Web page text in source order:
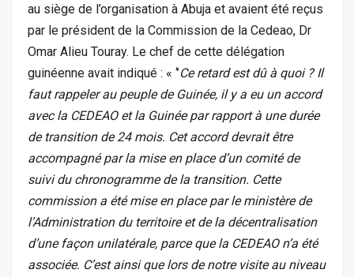
au siège de l’organisation à Abuja et avaient été reçus
par le président de la Commission de la Cedeao, Dr
Omar Alieu Touray. Le chef de cette délégation
guinéenne avait indiqué : « ‘’Ce retard est dû à quoi ? Il
faut rappeler au peuple de Guinée, il y a eu un accord
avec la CEDEAO et la Guinée par rapport à une durée
de transition de 24 mois. Cet accord devrait être
accompagné par la mise en place d’un comité de
suivi du chronogramme de la transition. Cette
commission a été mise en place par le ministère de
l’Administration du territoire et de la décentralisation
d’une façon unilatérale, parce que la CEDEAO n’a été
associée. C’est ainsi que lors de notre visite au niveau